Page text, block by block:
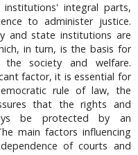
integral parts,
to administer justice.
and state institutions are
in turn, is the basis for
society and welfare.
factor, it is essential for
rule of law, the
that the rights and
be protected by an
main factors influencing
of courts and